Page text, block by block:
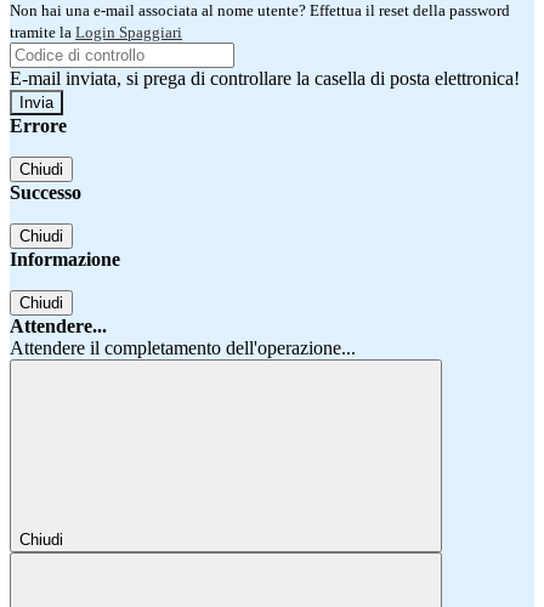
Non hai una e-mail associata al nome utente? Effettua il reset della password
tramite la Login Spaggiari
E-mail inviata, si prega di controllare la casella di posta elettronica!
Errore
Chiudi
Successo
Chiudi
Informazione
Chiudi
Attendere...
Attendere il completamento dell'operazione...
Chiudi